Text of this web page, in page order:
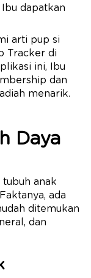
dapatkan
arti pup si
Tracker di
ini, Ibu
dan
menarik.
Daya
tubuh anak​
ada
ditemukan
dan